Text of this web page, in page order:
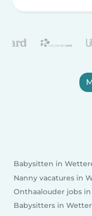
Babysitten in
Nanny vacatures in
Onthaalouder jobs
Babysitters in